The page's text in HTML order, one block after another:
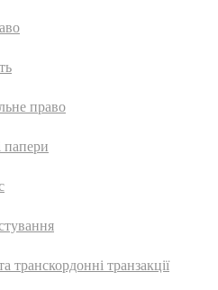
право
папери
транзакції